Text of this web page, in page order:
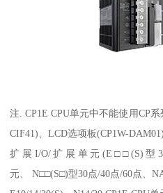
注. CP1E CPU单元中不能使用CP系
CIF41)、LCD选项板(CP1W-
扩展I/O/扩展单元(E□□(S)型
元、 N□□(S□)型30点/40点/60点、